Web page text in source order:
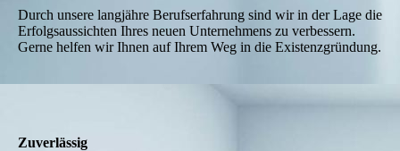
Durch unsere langjähre Berufserfahrung sind wir in der Lage die
Erfolgsaussichten Ihres neuen Unternehmens zu verbessern.
Gerne helfen wir Ihnen auf Ihrem Weg in die Existenzgründung.
Zuverlässig